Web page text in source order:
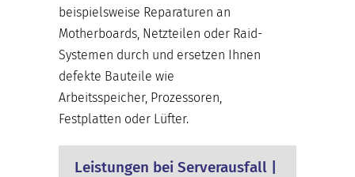
beispielsweise Reparaturen an
Motherboards, Netzteilen oder Raid-
Systemen durch und ersetzen Ihnen
defekte Bauteile wie
Arbeitsspeicher, Prozessoren,
Festplatten oder Lüfter.
Leistungen bei Serverausfall |